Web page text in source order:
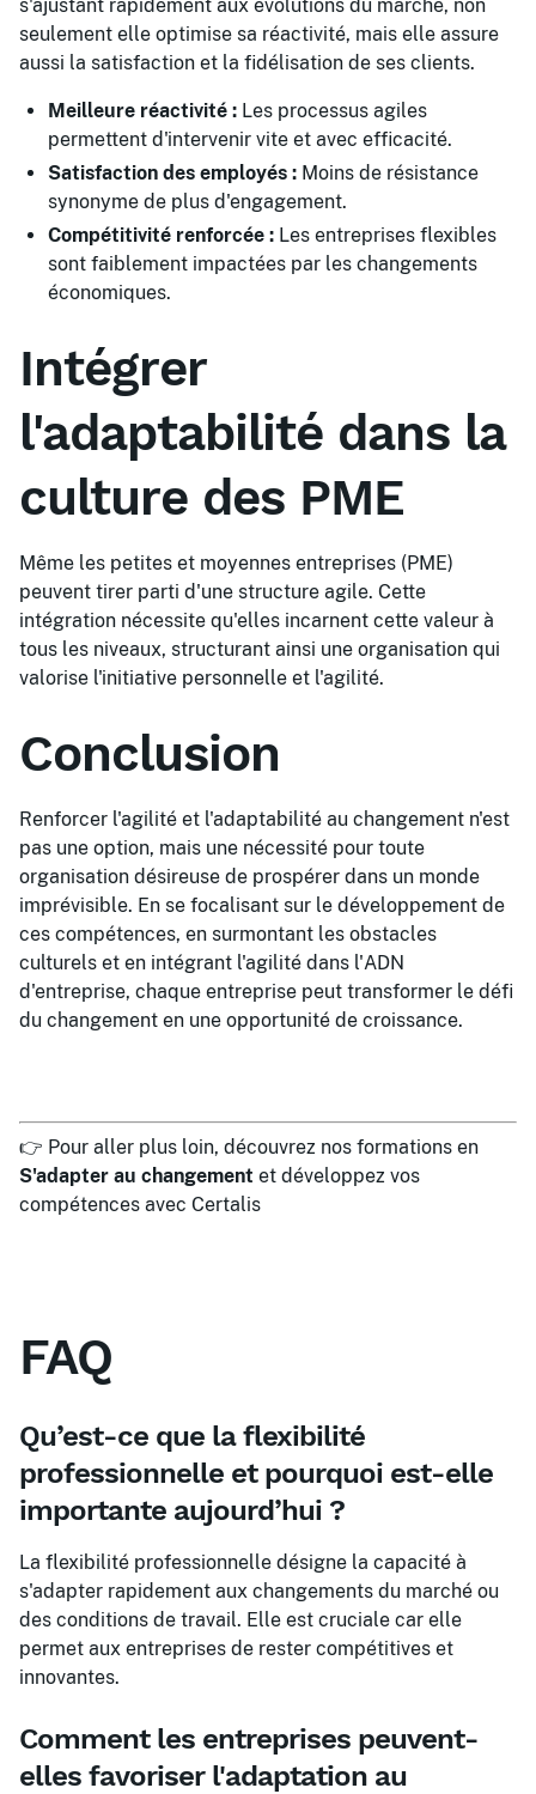
s'ajustant rapidement aux évolutions du marché, non
seulement elle optimise sa réactivité, mais elle assure
aussi la satisfaction et la fidélisation de ses clients.
Meilleure réactivité : Les processus agiles
permettent d'intervenir vite et avec efficacité.
Satisfaction des employés : Moins de résistance
synonyme de plus d'engagement.
Compétitivité renforcée : Les entreprises flexibles
sont faiblement impactées par les changements
économiques.
Intégrer
l'adaptabilité dans la
culture des PME
Même les petites et moyennes entreprises (PME)
peuvent tirer parti d'une structure agile. Cette
intégration nécessite qu'elles incarnent cette valeur à
tous les niveaux, structurant ainsi une organisation qui
valorise l'initiative personnelle et l'agilité.
Conclusion
Renforcer l'agilité et l'adaptabilité au changement n'est
pas une option, mais une nécessité pour toute
organisation désireuse de prospérer dans un monde
imprévisible. En se focalisant sur le développement de
ces compétences, en surmontant les obstacles
culturels et en intégrant l'agilité dans l'ADN
d'entreprise, chaque entreprise peut transformer le défi
du changement en une opportunité de croissance.
👉 Pour aller plus loin, découvrez nos formations en
S'adapter au changement et développez vos
compétences avec Certalis
FAQ
Qu’est-ce que la flexibilité
professionnelle et pourquoi est-elle
importante aujourd’hui ?
La flexibilité professionnelle désigne la capacité à
s'adapter rapidement aux changements du marché ou
des conditions de travail. Elle est cruciale car elle
permet aux entreprises de rester compétitives et
innovantes.
Comment les entreprises peuvent-
elles favoriser l'adaptation au